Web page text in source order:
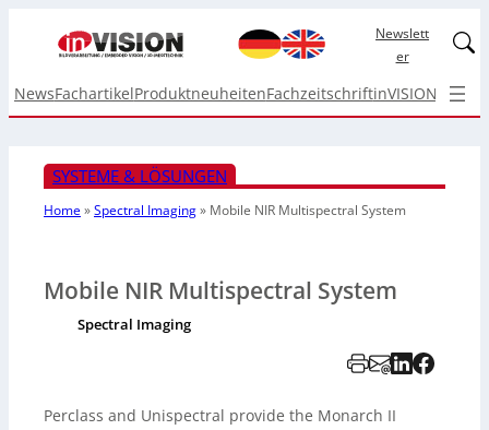
Newslett
er
NewsFachartikelProduktneuheitenFachzeitschriftinVISION Top
SYSTEME & LÖSUNGEN
Home»Spectral Imaging» Mobile NIR Multispectral System
Mobile NIR Multispectral System
Spectral Imaging
Perclass and Unispectral provide the Monarch II